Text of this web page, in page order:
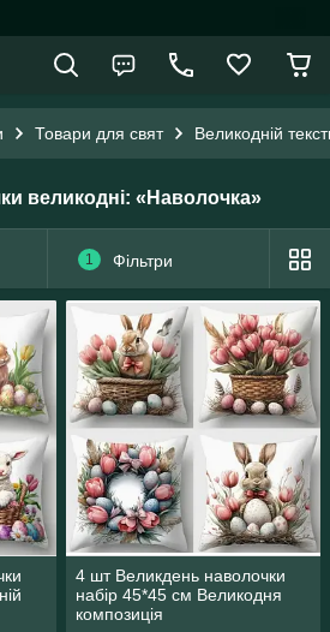
Товари для свят Великодній
великодні: «Наволочка»
1 Фільтри
4 шт Великдень наволочки
набір 45*45 см Великодня
композиція